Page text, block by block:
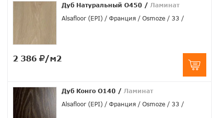
Дуб Натуральный О450 / Ламинат
Alsafloor (EPI)
Франция Osmoze 33
2 386 /м2
Дуб Конго O140 / Ламинат
Alsafloor (EPI)
Франция Osmoze 33